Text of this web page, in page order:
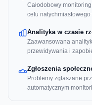
Całodobowy
celu
Analityka w czasie
Zaawansowana
przewidywania i
Zgłoszenia
Problemy zgłaszane
automatycznym